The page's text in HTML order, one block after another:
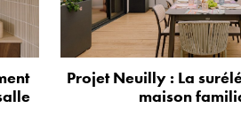
Projet Neuilly : La
maison